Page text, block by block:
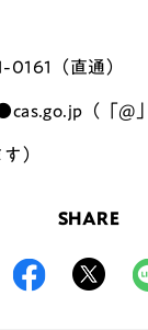
（直通）
（「@
）
SHARE